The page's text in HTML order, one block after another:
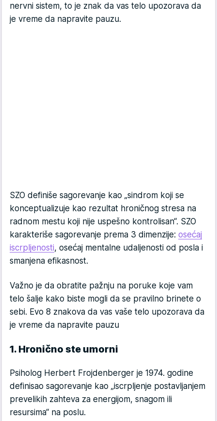
nervni sistem, to je znak da vas telo upozorava da
je vreme da napravite pauzu.
SZO definiše sagorevanje kao „sindrom koji se
konceptualizuje kao rezultat hroničnog stresa na
radnom mestu koji nije uspešno kontrolisan“. SZO
karakteriše sagorevanje prema 3 dimenzije: osećaj
iscrpljenosti, osećaj mentalne udaljenosti od posla i
smanjena efikasnost.
Važno je da obratite pažnju na poruke koje vam
telo šalje kako biste mogli da se pravilno brinete o
sebi. Evo 8 znakova da vas vaše telo upozorava da
je vreme da napravite pauzu
1. Hronično ste umorni
Psiholog Herbert Frojdenberger je 1974. godine
definisao sagorevanje kao „iscrpljenje postavljanjem
prevelikih zahteva za energijom, snagom ili
resursima“ na poslu.